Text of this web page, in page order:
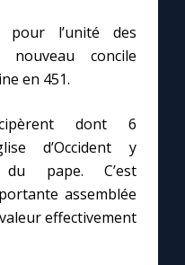
pour l’unité des
concile
en 451.
dont 6
d’Occident y
pape. C’est
assemblée
effectivement